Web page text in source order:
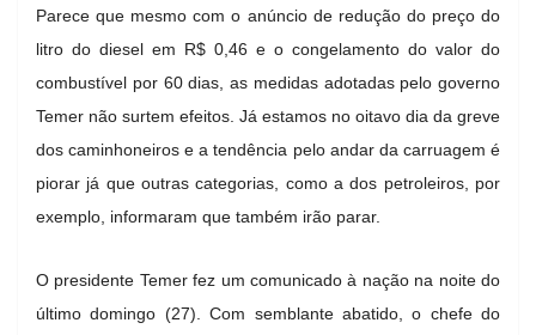
Parece que mesmo com o anúncio de redução do preço do
litro do diesel em R$ 0,46 e o congelamento do valor do
combustível por 60 dias, as medidas adotadas pelo governo
Temer não surtem efeitos. Já estamos no oitavo dia da greve
dos caminhoneiros e a tendência pelo andar da carruagem é
piorar já que outras categorias, como a dos petroleiros, por
exemplo, informaram que também irão parar.
O presidente Temer fez um comunicado à nação na noite do
último domingo (27). Com semblante abatido, o chefe do